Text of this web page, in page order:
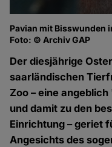
Pavian mit Bisswunden
Foto: © Archiv GAP
Der diesjährige
saarländischen
Zoo – eine
und damit zu den
Einrichtung – geriet
Angesichts des